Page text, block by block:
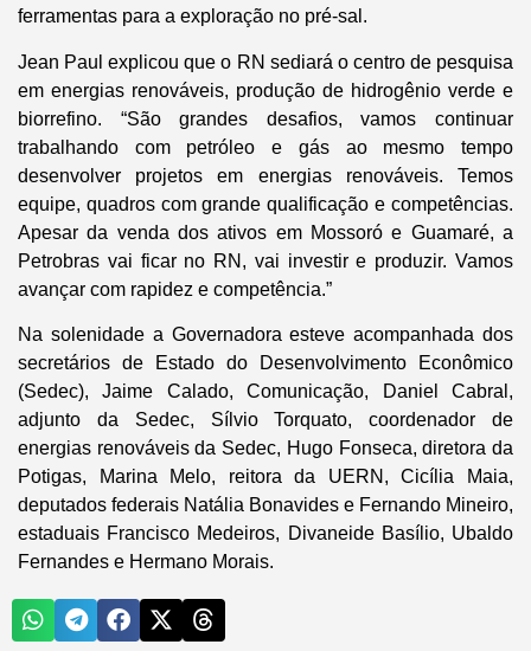
ferramentas para a exploração no pré-sal.
Jean Paul explicou que o RN sediará o centro de pesquisa
em energias renováveis, produção de hidrogênio verde e
biorrefino. “São grandes desafios, vamos continuar
trabalhando com petróleo e gás ao mesmo tempo
desenvolver projetos em energias renováveis. Temos
equipe, quadros com grande qualificação e competências.
Apesar da venda dos ativos em Mossoró e Guamaré, a
Petrobras vai ficar no RN, vai investir e produzir. Vamos
avançar com rapidez e competência.”
Na solenidade a Governadora esteve acompanhada dos
secretários de Estado do Desenvolvimento Econômico
(Sedec), Jaime Calado, Comunicação, Daniel Cabral,
adjunto da Sedec, Sílvio Torquato, coordenador de
energias renováveis da Sedec, Hugo Fonseca, diretora da
Potigas, Marina Melo, reitora da UERN, Cicília Maia,
deputados federais Natália Bonavides e Fernando Mineiro,
estaduais Francisco Medeiros, Divaneide Basílio, Ubaldo
Fernandes e Hermano Morais.